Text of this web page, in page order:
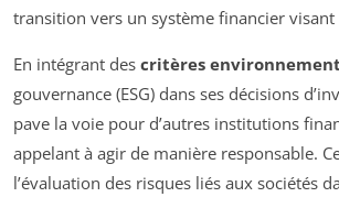
transition vers un système financier visant
En intégrant des critères
gouvernance (ESG) dans ses décisions
pave la voie pour d’autres institutions
appelant à agir de manière responsable.
l’évaluation des risques liés aux sociétés